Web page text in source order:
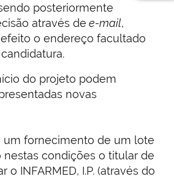
posteriormente
através de e-mail,
o endereço facultado
do projeto podem
novas
um fornecimento de um lote
condições o titular de
o INFARMED, I.P. (através do